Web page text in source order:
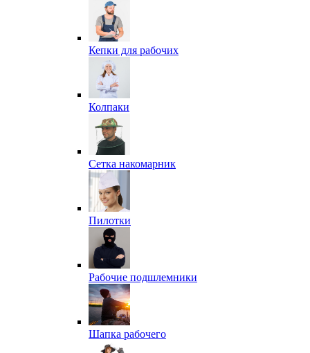
Кепки для рабочих
Колпаки
Сетка накомарник
Пилотки
Рабочие подшлемники
Шапка рабочего